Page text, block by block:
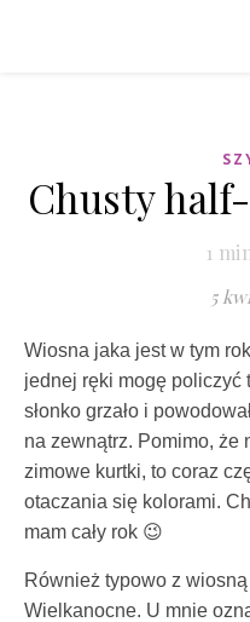
Chusty
1
5
Wiosna jaka jest w tym
jednej ręki mogę policzyć
słonko grzało i
na zewnątrz. Pomimo, że
zimowe kurtki, to coraz
otaczania się kolorami.
mam cały rok 😉
Również typowo z
Wielkanocne. U mnie